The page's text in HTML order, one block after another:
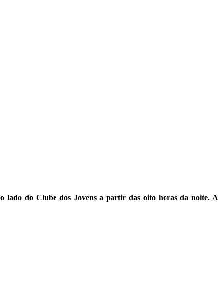
lado do Clube dos Jovens a partir das oito horas da noite. A